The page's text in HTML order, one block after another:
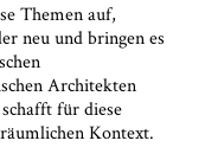
Themen auf,
neu und bringen es
Architekten
für diese
Kontext.